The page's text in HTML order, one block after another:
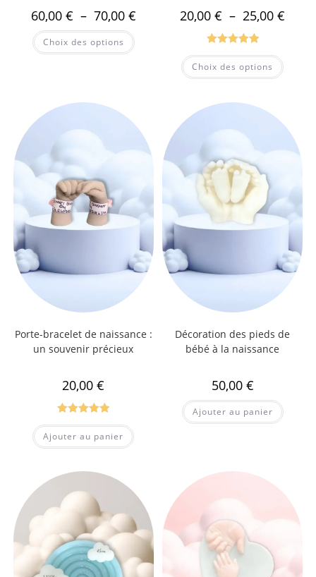
60,00 € – 70,00 €
Choix des options
20,00€ – 25,00€
Note5.00
sur 5
Choix des options
Porte-bracelet de naissance :
un souvenir précieux
20,00€
Note5.00
sur 5
Ajouter au panier
Décoration des pieds de
bébé à la naissance
50,00 €
Ajouter au panier